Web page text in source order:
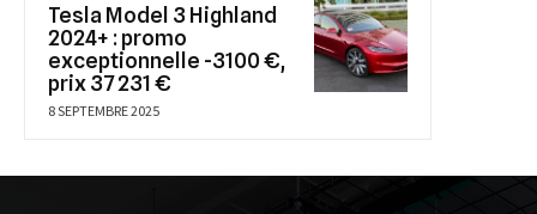
Tesla Model 3 Highland
2024+ : promo
exceptionnelle -3100 €,
prix 37 231 €
8 SEPTEMBRE 2025